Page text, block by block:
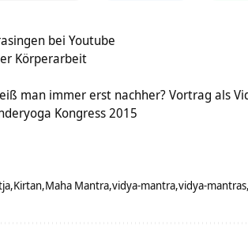
bei Youtube
Körperarbeit
man immer erst nachher? Vortrag als
Kongress 2015
Kirtan Maha Mantra vidya-mantra vidya-mantras